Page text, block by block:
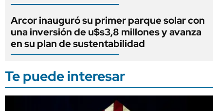
Arcor inauguró su primer parque solar con
una inversión de u$s3,8 millones y avanza
en su plan de sustentabilidad
Te puede interesar